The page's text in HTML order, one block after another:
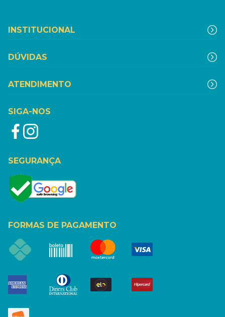
INSTITUCIONAL
DÚVIDAS
ATENDIMENTO
SIGA-NOS
SEGURANÇA
FORMAS DE PAGAMENTO